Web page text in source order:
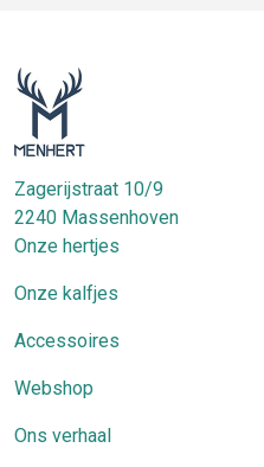
Zagerijstraat 10/9
2240 Massenhoven
Onze hertjes
Onze kalfjes
Accessoires
Webshop
Ons verhaal